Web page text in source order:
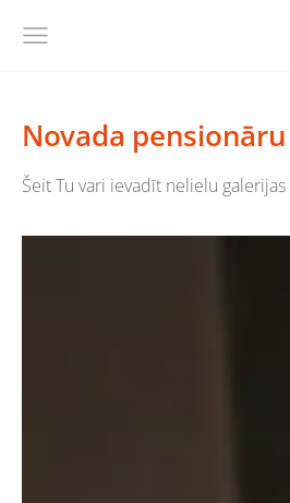
Novada
Šeit Tu vari ievadīt nelielu